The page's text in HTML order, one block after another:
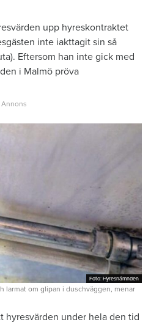
upp hyreskontraktet
inte iakttagit sin så
Eftersom han inte gick med
i Malmö pröva
Foto: Hyresnämnden
Foto: Hyresnämnden
larmat om glipan i duschväggen, menar
hyresvärden under hela den tid